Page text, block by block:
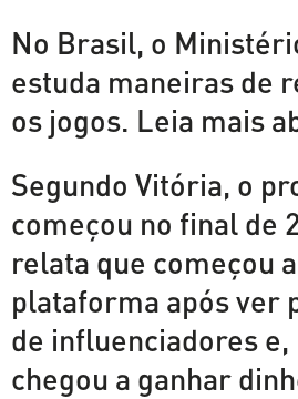
No Brasil, o
estuda maneiras de
os jogos. Leia mais
Segundo Vitória, o
começou no final de
relata que começou
plataforma após ver
de influenciadores e,
chegou a ganhar